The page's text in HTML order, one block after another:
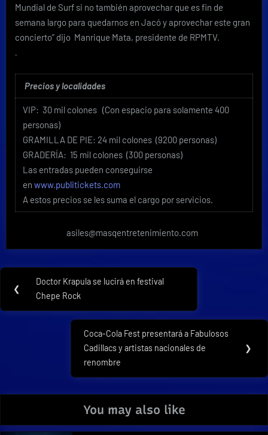
Mundial de Surf si no también aprovechar que es fin de
semana largo para quedarnos en Jacó y aprovechar este gran
concierto” dijo Manrique Mata, presidente de RPMTV.
.
Precios y localidades
VIP: 30 mil colones (Con espacio para solamente 400
personas)
GRAMILLA DE PIE: 24 mil colones (9200 personas)
GRADERÍA: 15 mil colones (300 personas)
Las entradas pueden conseguirse
en www.publitickets.com
A estos precios se les suma el cargo por servicios.
asiles@masqentretenimiento.com
Navegación
de
❮
Previous
Post:
Doctor Krapula se lucirá en festival
Chepe Rock
Next
Post:
Coca-Cola Fest presentará a Fabulosos
Cadillacs y artistas nacionales de
renombre
❯
You may also like